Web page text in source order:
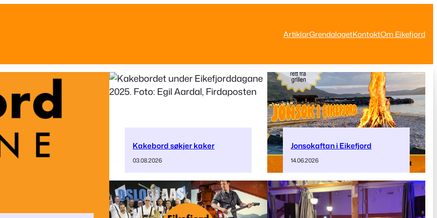
ArtiklarGrendalagetKontaktOm Eikefjord
Kakebord søkjer kaker
03.08.2026
Jonsokaftan i Eikefjord
14.06.2026